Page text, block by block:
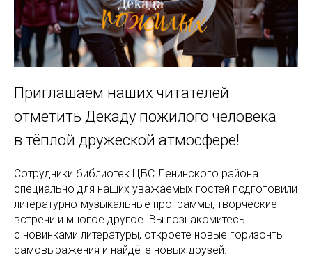
Приглашаем наших читателей
отметить Декаду пожилого человека
в тёплой дружеской атмосфере!
Сотрудники библиотек ЦБС Ленинского района
специально для наших уважаемых гостей подготовили
литературно-музыкальные программы, творческие
встречи и многое другое. Вы познакомитесь
с новинками литературы, откроете новые горизонты
самовыражения и найдёте новых друзей.